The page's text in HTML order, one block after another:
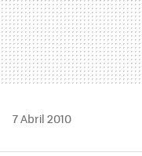
7 Abril 2010